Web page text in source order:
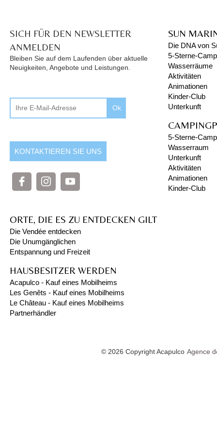
SICH FÜR DEN NEWSLETTER
ANMELDEN
Bleiben Sie auf dem Laufenden über aktuelle
Neuigkeiten, Angebote und Leistungen.
Ok
KONTAKTIEREN SIE UNS
SUN
Die DNA von
5-Sterne-
Wasserräume
Aktivitäten
Animationen
Kinder-Club
Unterkunft
5-Sterne-
Wasserraum
Unterkunft
Aktivitäten
Animationen
Kinder-Club
ORTE, DIE ES ZU ENTDECKEN GILT
Die Vendée entdecken
Die Unumgänglichen
Entspannung und Freizeit
HAUSBESITZER WERDEN
Acapulco - Kauf eines Mobilheims
Les Genêts - Kauf eines Mobilheims
Le Château - Kauf eines Mobilheims
Partnerhändler
© 2026 Copyright Acapulco Agence